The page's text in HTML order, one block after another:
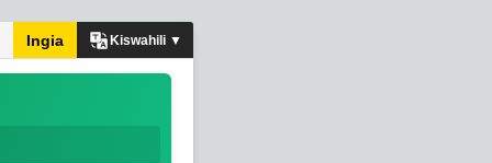
Ingia Kiswahili ▼